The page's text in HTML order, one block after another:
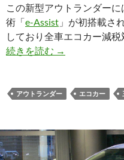
この新型アウトランダー
術「e-Assist 」が初搭載さ
しており全車エコカー減税
続きを読む →
アウトランダー エコカー